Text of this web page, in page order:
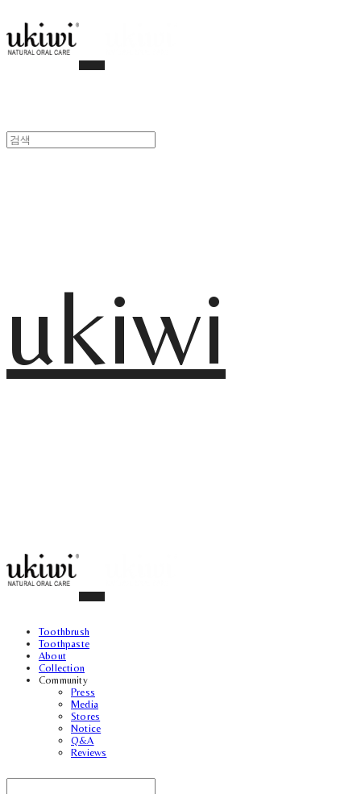
ukiwi
Toothbrush
Toothpaste
About
Collection
Community
Press
Media
Stores
Notice
Q&A
Reviews